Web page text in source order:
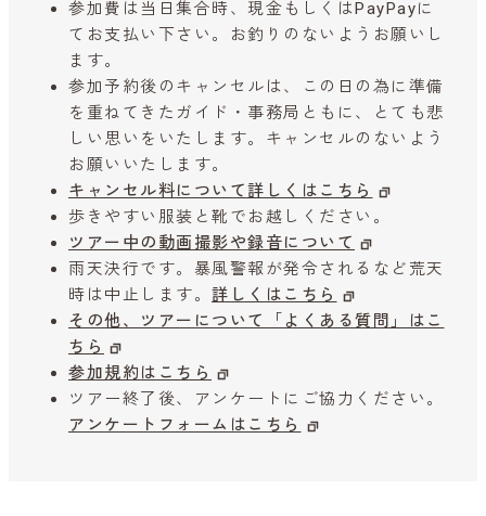
参加費は当日集合時、現金もしくはPayPayに
てお支払い下さい。お釣りのないようお願いし
ます。
参加予約後のキャンセルは、この日の為に準備
を重ねてきたガイド・事務局ともに、とても悲
しい思いをいたします。キャンセルのないよう
お願いいたします。
キャンセル料について詳しくはこちら
歩きやすい服装と靴でお越しください。
ツアー中の動画撮影や録音について
雨天決行です。暴風警報が発令されるなど荒天
時は中止します。 詳しくはこちら
その他、ツアーについて「よくある質問」はこ
ちら
参加規約はこちら
ツアー終了後、アンケートにご協力ください。
アンケートフォームはこちら